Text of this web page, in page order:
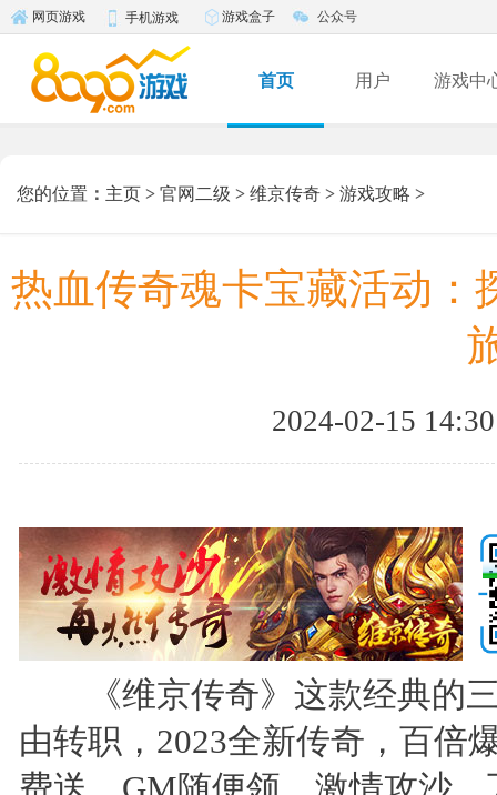
网页游戏 手机游戏 游戏盒子 公众号
首页 用户 游戏中
您的位置 ： 主页 > 官网二级 > 维京传奇 > 游戏攻略 >
热血传奇魂卡宝藏活动：
2024-02-15 14:30
《维京传奇》这款经典的三
由转职，2023全新传奇，百倍